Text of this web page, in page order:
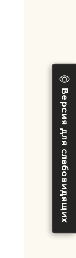
Версия для слабовидящих